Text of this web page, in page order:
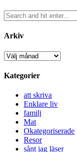
Arkiv
Arkiv
Kategorier
att skriva
Enklare liv
familj
Mat
Okategoriserade
Resor
sånt jag läser